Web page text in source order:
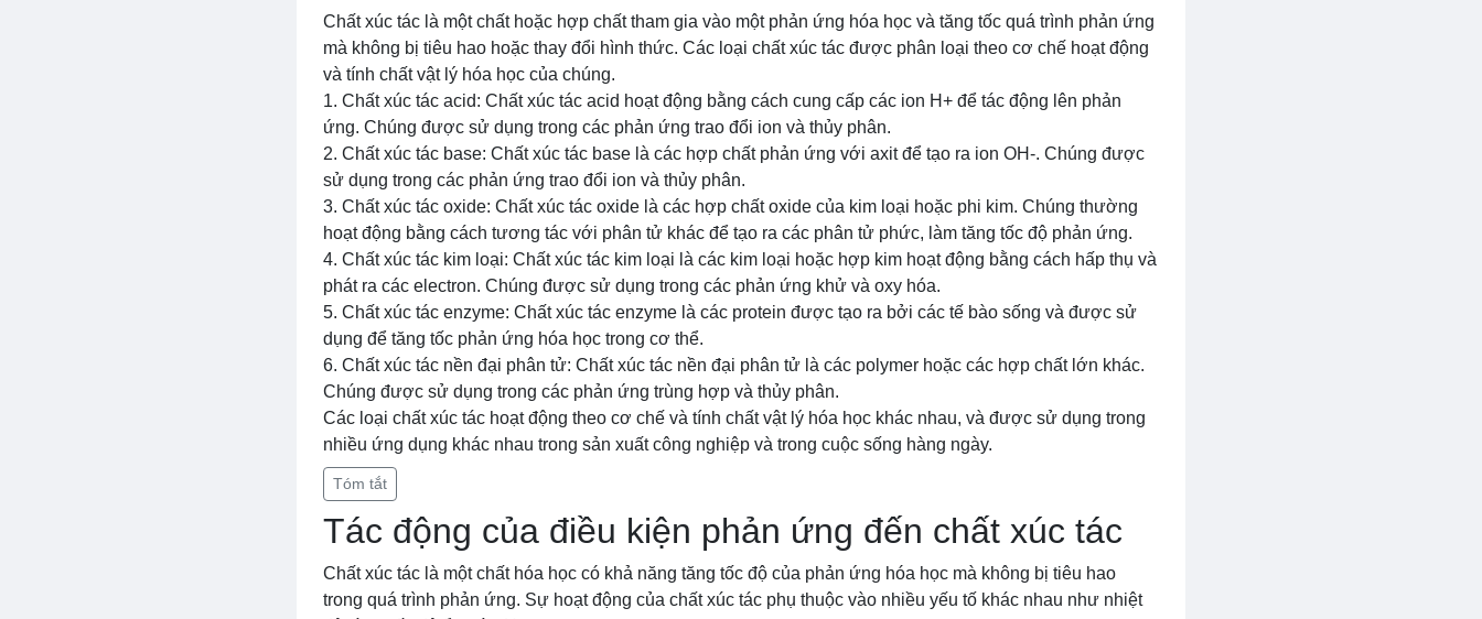
Chất xúc tác là một chất hoặc hợp chất tham gia vào một phản ứng hóa học và tăng tốc quá trình phản ứng
mà không bị tiêu hao hoặc thay đổi hình thức. Các loại chất xúc tác được phân loại theo cơ chế hoạt động
và tính chất vật lý hóa học của chúng.
1. Chất xúc tác acid: Chất xúc tác acid hoạt động bằng cách cung cấp các ion H+ để tác động lên phản
ứng. Chúng được sử dụng trong các phản ứng trao đổi ion và thủy phân.
2. Chất xúc tác base: Chất xúc tác base là các hợp chất phản ứng với axit để tạo ra ion OH-. Chúng được
sử dụng trong các phản ứng trao đổi ion và thủy phân.
3. Chất xúc tác oxide: Chất xúc tác oxide là các hợp chất oxide của kim loại hoặc phi kim. Chúng thường
hoạt động bằng cách tương tác với phân tử khác để tạo ra các phân tử phức, làm tăng tốc độ phản ứng.
4. Chất xúc tác kim loại: Chất xúc tác kim loại là các kim loại hoặc hợp kim hoạt động bằng cách hấp thụ và
phát ra các electron. Chúng được sử dụng trong các phản ứng khử và oxy hóa.
5. Chất xúc tác enzyme: Chất xúc tác enzyme là các protein được tạo ra bởi các tế bào sống và được sử
dụng để tăng tốc phản ứng hóa học trong cơ thể.
6. Chất xúc tác nền đại phân tử: Chất xúc tác nền đại phân tử là các polymer hoặc các hợp chất lớn khác.
Chúng được sử dụng trong các phản ứng trùng hợp và thủy phân.
Các loại chất xúc tác hoạt động theo cơ chế và tính chất vật lý hóa học khác nhau, và được sử dụng trong
nhiều ứng dụng khác nhau trong sản xuất công nghiệp và trong cuộc sống hàng ngày.
Tóm tắt
Tác động của điều kiện phản ứng đến chất xúc tác
Chất xúc tác là một chất hóa học có khả năng tăng tốc độ của phản ứng hóa học mà không bị tiêu hao
trong quá trình phản ứng. Sự hoạt động của chất xúc tác phụ thuộc vào nhiều yếu tố khác nhau như nhiệt